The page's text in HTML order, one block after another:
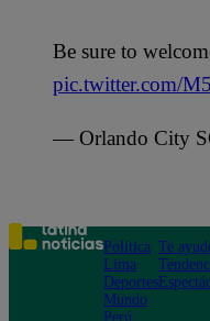
Be sure to
pic.twitter.com/
— Orlando City
Política
Lima
Deportes
Mundo
Perú
Te